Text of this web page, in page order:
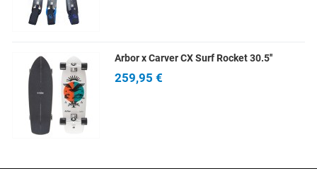
Arbor x Carver CX Surf Rocket 30.5''
259,95 €